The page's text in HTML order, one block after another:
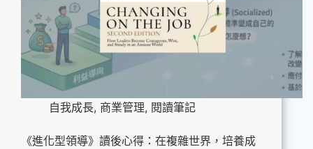
自我成長, 商業管理, 閱讀筆記
《進化型領導》讀後心得：在複雜世界，培養成